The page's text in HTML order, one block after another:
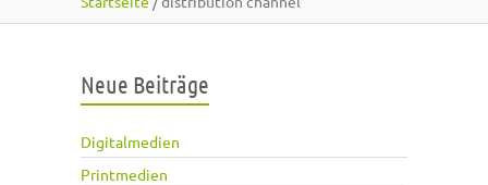
Neue Beiträge
Digitalmedien
Printmedien